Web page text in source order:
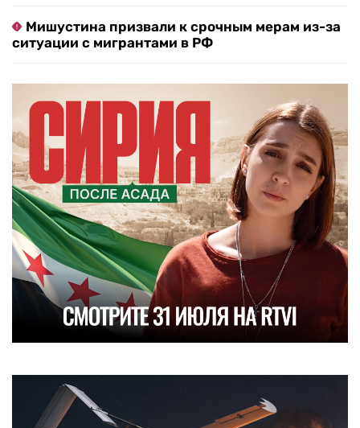
Мишустина призвали к срочным мерам из-за
ситуации с мигрантами в РФ